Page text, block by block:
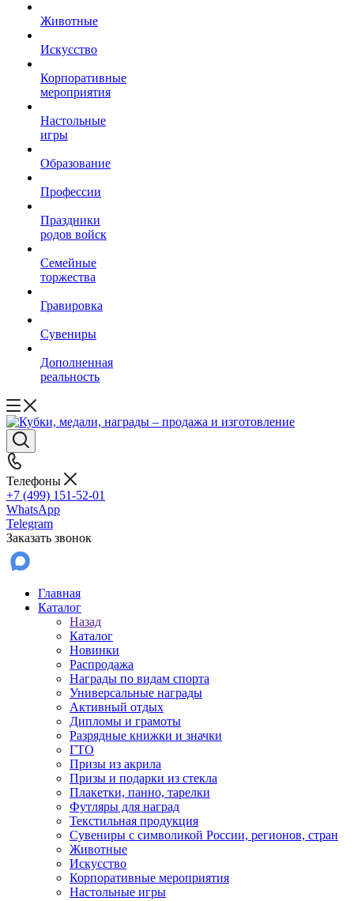
Животные
Искусство
Корпоративные
мероприятия
Настольные
игры
Образование
Профессии
Праздники
родов войск
Семейные
торжества
Гравировка
Сувениры
Дополненная
реальность
Телефоны
+7 (499) 151-52-01
WhatsApp
Telegram
Заказать звонок
Главная
Каталог
Назад
Каталог
Новинки
Распродажа
Награды по видам спорта
Универсальные награды
Активный отдых
Дипломы и грамоты
Разрядные книжки и значки
ГТО
Призы из акрила
Призы и подарки из стекла
Плакетки, панно, тарелки
Футляры для наград
Текстильная продукция
Сувениры с символикой России, регионов, стран
Животные
Искусство
Корпоративные мероприятия
Настольные игры